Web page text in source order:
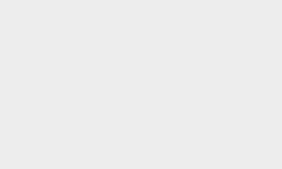
extérieurs (cours de
plantations, …) seront